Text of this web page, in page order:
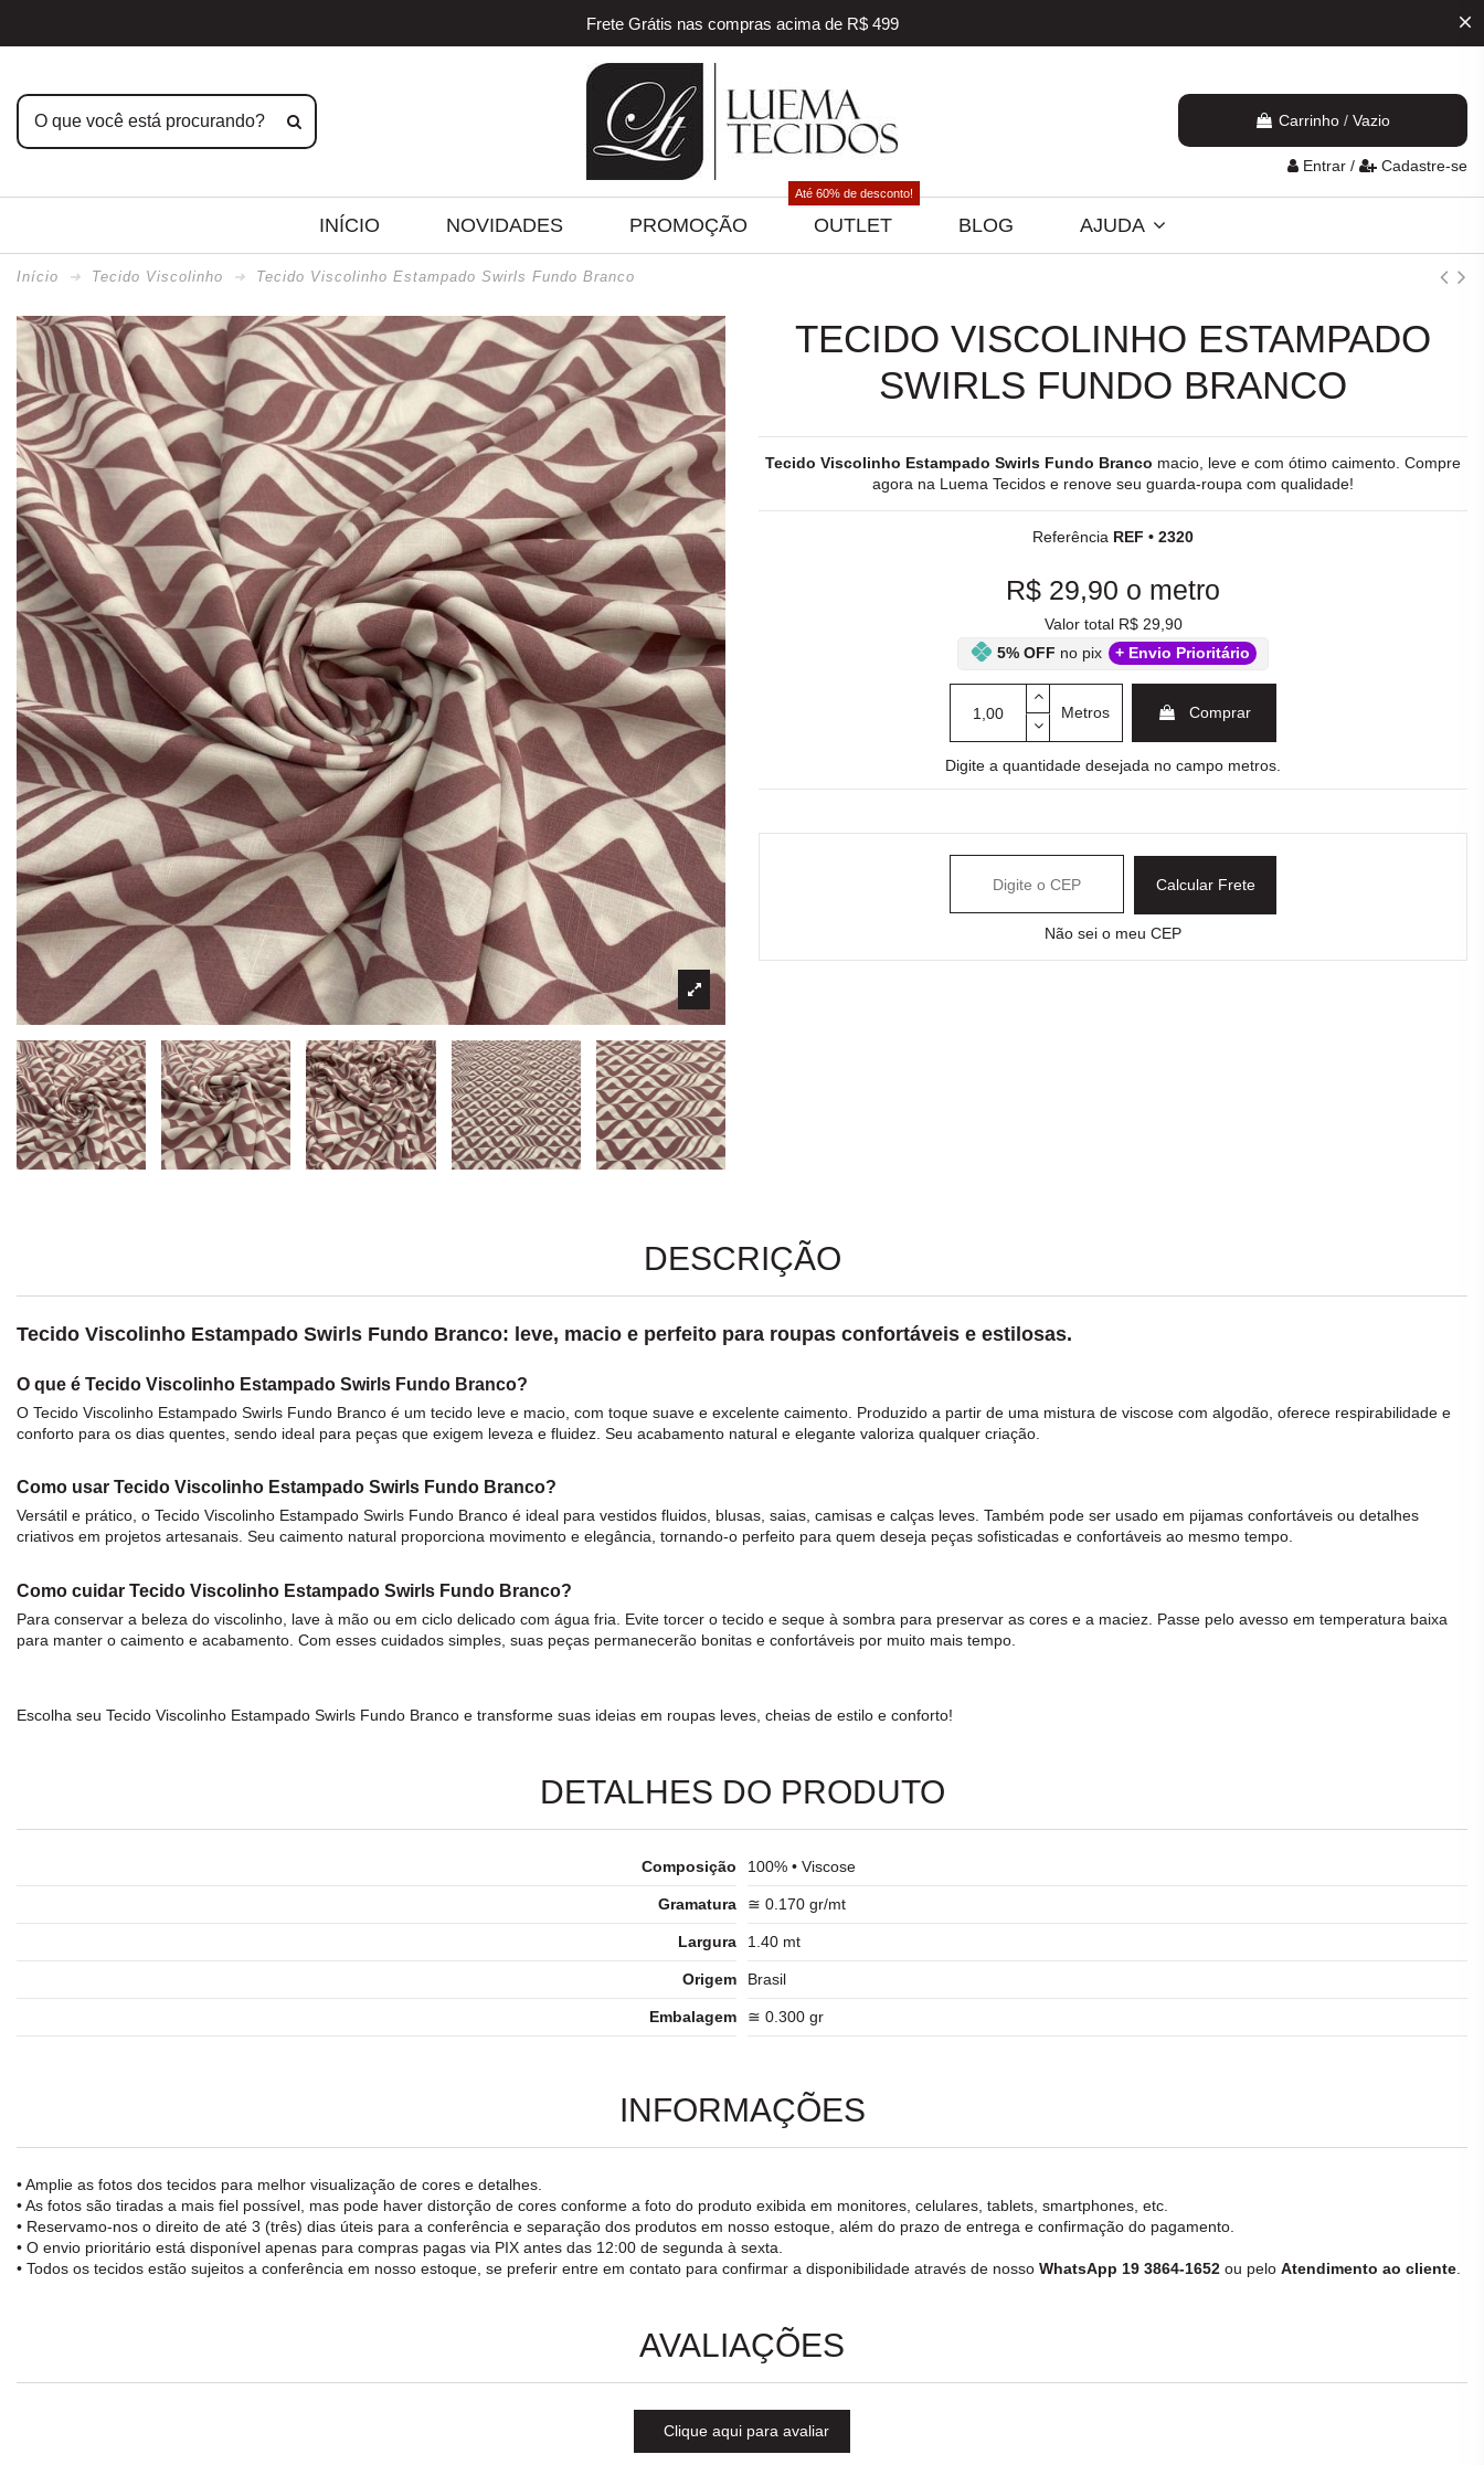
Frete Grátis nas compras acima de R$ 499
5% off na sua primeira compra! Utilize o cupom
5% de desconto para pagamento via PIX e BOLETO
Frete Grátis nas compras acima de R$ 499
Carrinho /Vazio
Entrar / Cadastre-se
INÍCIO NOVIDADES PROMOÇÃO OUTLET
Até 60% de desconto!
BLOG AJUDA
Início Tecido Viscolinho Tecido Viscolinho Estampado Swirls Fundo Branco
TECIDO VISCOLINHO ESTAMPADO
SWIRLS FUNDO BRANCO
Tecido Viscolinho Estampado Swirls Fundo Branco macio, leve e com ótimo caimento. Compre
agora na Luema Tecidos e renove seu guarda-roupa com qualidade!
Referência REF • 2320
R$ 29,90 o metro
Valor total R$ 29,90
5% OFF no pix + Envio Prioritário
Metros Comprar
Digite a quantidade desejada no campo metros.
Calcular Frete
Não sei o meu CEP
DESCRIÇÃO
Tecido Viscolinho Estampado Swirls Fundo Branco: leve, macio e perfeito para roupas confortáveis e estilosas.
O que é Tecido Viscolinho Estampado Swirls Fundo Branco?
O Tecido Viscolinho Estampado Swirls Fundo Branco é um tecido leve e macio, com toque suave e excelente caimento. Produzido a partir de uma mistura de viscose com algodão , oferece respirabilidade e
conforto para os dias quentes, sendo ideal para peças que exigem leveza e fluidez. Seu acabamento natural e elegante valoriza qualquer criação.
Como usar Tecido Viscolinho Estampado Swirls Fundo Branco?
Versátil e prático, o Tecido Viscolinho Estampado Swirls Fundo Branco é ideal para vestidos fluidos, blusas, saias, camisas e calças leves. Também pode ser usado em pijamas confortáveis ou detalhes
criativos em projetos artesanais. Seu caimento natural proporciona movimento e elegância, tornando-o perfeito para quem deseja peças sofisticadas e confortáveis ao mesmo tempo.
Como cuidar Tecido Viscolinho Estampado Swirls Fundo Branco?
Para conservar a beleza do viscolinho , lave à mão ou em ciclo delicado com água fria. Evite torcer o tecido e seque à sombra para preservar as cores e a maciez. Passe pelo avesso em temperatura baixa
para manter o caimento e acabamento. Com esses cuidados simples, suas peças permanecerão bonitas e confortáveis por muito mais tempo.
Escolha seu Tecido Viscolinho Estampado Swirls Fundo Branco e transforme suas ideias em roupas leves, cheias de estilo e conforto!
DETALHES DO PRODUTO
Composição 100% • Viscose
Gramatura ≅ 0.170 gr/mt
Largura 1.40 mt
Origem Brasil
Embalagem ≅ 0.300 gr
INFORMAÇÕES
• Amplie as fotos dos tecidos para melhor visualização de cores e detalhes.
• As fotos são tiradas a mais fiel possível, mas pode haver distorção de cores conforme a foto do produto exibida em monitores, celulares, tablets, smartphones, etc.
• Reservamo-nos o direito de até 3 (três) dias úteis para a conferência e separação dos produtos em nosso estoque, além do prazo de entrega e confirmação do pagamento.
• O envio prioritário está disponível apenas para compras pagas via PIX antes das 12:00 de segunda à sexta.
• Todos os tecidos estão sujeitos a conferência em nosso estoque, se preferir entre em contato para confirmar a disponibilidade através de nosso WhatsApp 19 3864-1652 ou pelo Atendimento ao cliente
AVALIAÇÕES
Clique aqui para avaliar